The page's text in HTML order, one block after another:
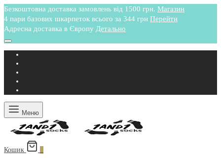
Безкоштовна доставка замовлень від 1500 грн. Магазин
4 пари базових шкарпеток всього за 344 грн Перейти
Адресна доставка в Європу Детально
Меню
Кошик